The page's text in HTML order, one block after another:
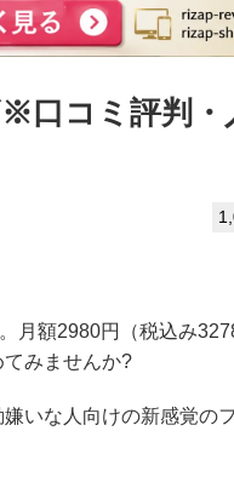
口コミ評判・
月額2980円（税込み
みませんか?
いな人向けの新感覚の